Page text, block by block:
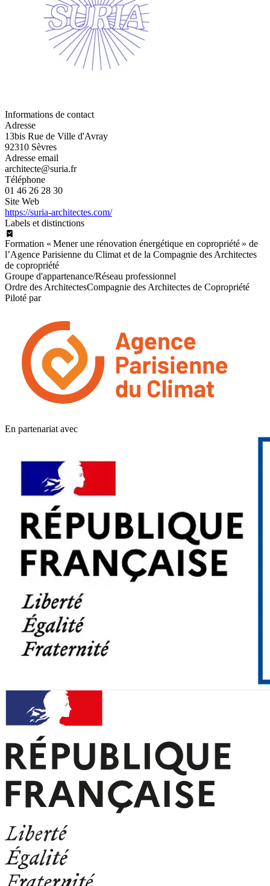
Informations de contact
Adresse
13bis Rue de Ville d'Avray
92310 Sèvres
Adresse email
architecte@suria.fr
Téléphone
01 46 26 28 30
Site Web
https://suria-architectes.com/
Labels et distinctions
Formation « Mener une rénovation énergétique en copropriété » de
l’Agence Parisienne du Climat et de la Compagnie des Architectes
de copropriété
Groupe d'appartenance/Réseau professionnel
Ordre des ArchitectesCompagnie des Architectes de Copropriété
Piloté par
En partenariat avec